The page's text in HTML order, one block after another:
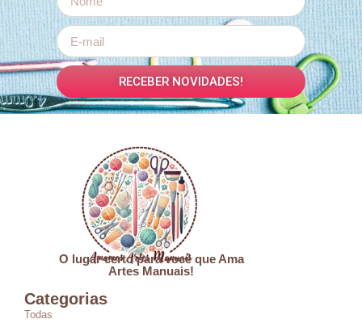
RECEBER NOVIDADES!
O lugar certo para você que Ama
Artes Manuais!
Categorias
Todas